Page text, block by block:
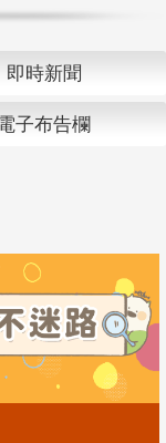
即時新聞
子布告欄